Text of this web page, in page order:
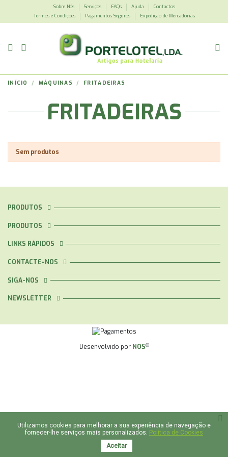
Sobre Nós Serviços FAQs Ajuda
Contactos
Termos e Condições
Pagamentos Seguros Expedição de Mercadorias
INÍCIO MÁQUINAS FRITADEIRAS
FRITADEIRAS
Sem produtos
PRODUTOS
PRODUTOS
LINKS RÁPIDOS
CONTACTE-NOS
SIGA-NOS
NEWSLETTER
Desenvolvido por NOS®
Utilizamos cookies para melhorar a sua experiência de navegação e
fornecer-lhe serviços mais personalizados. Política de Cookies
Aceitar